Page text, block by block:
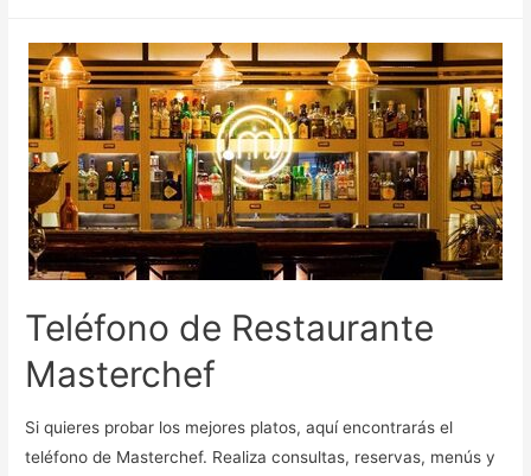
Teléfono de Restaurante
Masterchef
Si quieres probar los mejores platos, aquí encontrarás el
teléfono de Masterchef. Realiza consultas, reservas, menús y